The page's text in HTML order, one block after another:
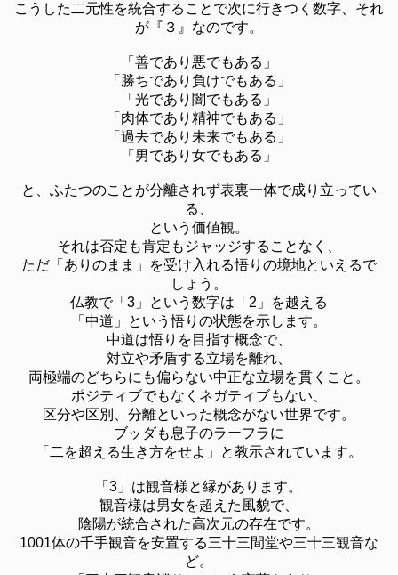
こうした二元性を統合することで次に行きつく数字、それ
が『３』なのです。
「善であり悪でもある」
「勝ちであり負けでもある」
「光であり闇でもある」
「肉体であり精神でもある」
「過去であり未来でもある」
「男であり女でもある」
と、ふたつのことが分離されず表裏一体で成り立ってい
る、
という価値観。
それは否定も肯定もジャッジすることなく、
ただ「ありのまま」を受け入れる悟りの境地といえるで
しょう。
仏教で「3」という数字は「2」を越える
「中道」という悟りの状態を示します。
中道は悟りを目指す概念で、
対立や矛盾する立場を離れ、
両極端のどちらにも偏らない中正な立場を貫くこと。
ポジティブでもなくネガティブもない、
区分や区別、分離といった概念がない世界です。
ブッダも息子のラーフラに
「二を超える生き方をせよ」と教示されています。
「3」は観音様と縁があります。
観音様は男女を超えた風貌で、
陰陽が統合された高次元の存在です。
1001体の千手観音を安置する三十三間堂や三十三観音な
ど。